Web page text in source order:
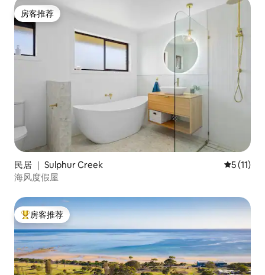
房客推荐
房客推荐
民居 ｜ Sulphur Creek 平均评分
5 (11)
海风度假屋
热门「房客推荐」
房客推荐